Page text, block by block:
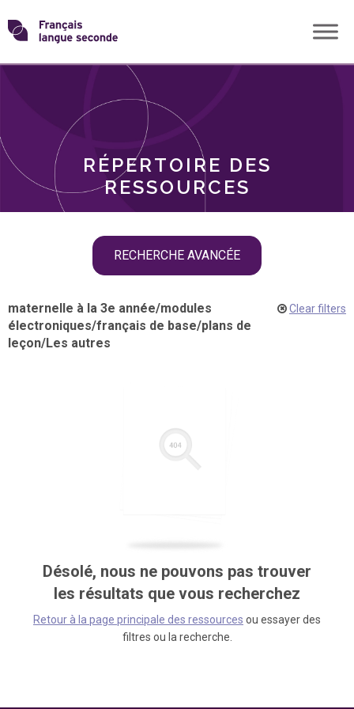
Skip
toTransformons
langue
RÉPERTOIRE DES
RESSOURCES
RECHERCHE AVANCÉE
THÈMES
maternelle à la 3e année/modules
électroniques/français de base/plans de
leçon/Les autres
Clear filters
Désolé, nous ne pouvons pas trouver
les résultats que vous recherchez
Retour à la page principale des ressources ou essayer des
filtres ou la recherche.